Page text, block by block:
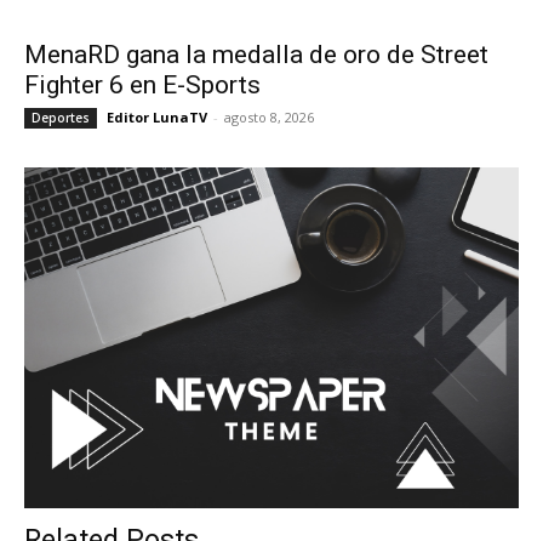
MenaRD gana la medalla de oro de Street
Fighter 6 en E-Sports
Deportes Editor LunaTV - agosto 8, 2026